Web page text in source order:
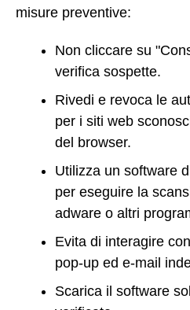
misure preventive:
Non cliccare su
verifica sospette.
Rivedi e revoca le
per i siti web
del browser.
Utilizza un software
per eseguire la
adware o altri
Evita di interagire
pop-up ed e-mail
Scarica il software